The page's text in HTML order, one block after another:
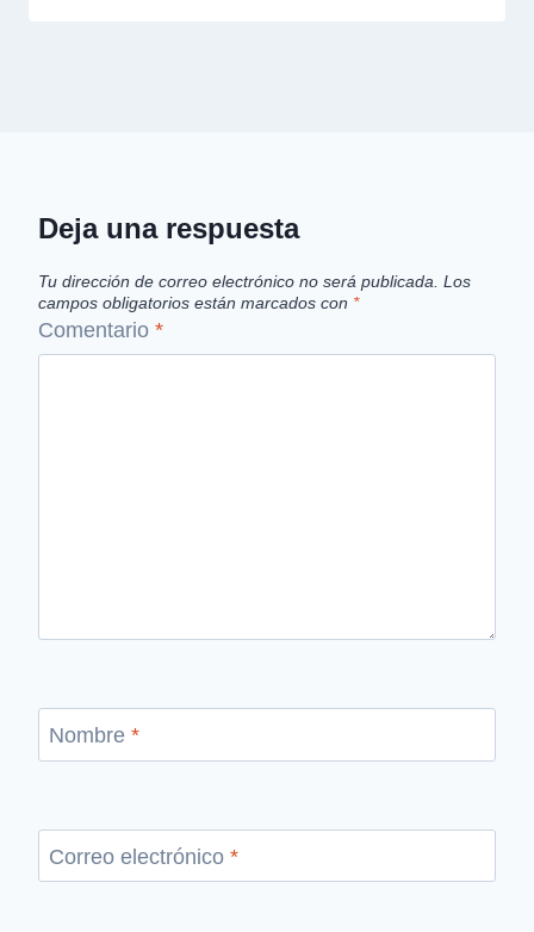
Deja una respuesta
Tu dirección de correo electrónico no será publicada. Los
campos obligatorios están marcados con *
Comentario *
Nombre *
Correo electrónico *